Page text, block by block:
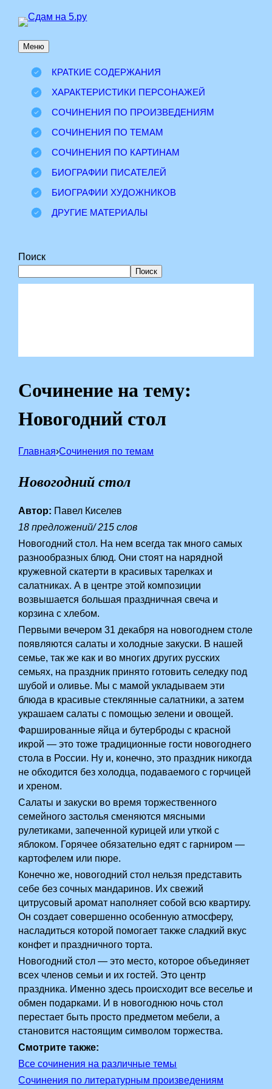
Перейти
содержимому
Меню
КРАТКИЕ СОДЕРЖАНИЯ
ХАРАКТЕРИСТИКИ ПЕРСОНАЖЕЙ
СОЧИНЕНИЯ ПО ПРОИЗВЕДЕНИЯМ
СОЧИНЕНИЯ ПО ТЕМАМ
СОЧИНЕНИЯ ПО КАРТИНАМ
БИОГРАФИИ ПИСАТЕЛЕЙ
БИОГРАФИИ ХУДОЖНИКОВ
ДРУГИЕ МАТЕРИАЛЫ
Поиск
Поиск
Сочинение на тему:
Новогодний стол
Главная›Сочинения по темам
Новогодний стол
Автор: Павел Киселев
18 предложений/ 215 слов
Новогодний стол. На нем всегда так много самых
разнообразных блюд. Они стоят на нарядной
кружевной скатерти в красивых тарелках и
салатниках. А в центре этой композиции
возвышается большая праздничная свеча и
корзина с хлебом.
Первыми вечером 31 декабря на новогоднем столе
появляются салаты и холодные закуски. В нашей
семье, так же как и во многих других русских
семьях, на праздник принято готовить селедку под
шубой и оливье. Мы с мамой укладываем эти
блюда в красивые стеклянные салатники, а затем
украшаем салаты с помощью зелени и овощей.
Фаршированные яйца и бутерброды с красной
икрой — это тоже традиционные гости новогоднего
стола в России. Ну и, конечно, это праздник никогда
не обходится без холодца, подаваемого с горчицей
и хреном.
Салаты и закуски во время торжественного
семейного застолья сменяются мясными
рулетиками, запеченной курицей или уткой с
яблоком. Горячее обязательно едят с гарниром —
картофелем или пюре.
Конечно же, новогодний стол нельзя представить
себе без сочных мандаринов. Их свежий
цитрусовый аромат наполняет собой всю квартиру.
Он создает совершенно особенную атмосферу,
насладиться которой помогает также сладкий вкус
конфет и праздничного торта.
Новогодний стол — это место, которое объединяет
всех членов семьи и их гостей. Это центр
праздника. Именно здесь происходит все веселье и
обмен подарками. И в новогоднюю ночь стол
перестает быть просто предметом мебели, а
становится настоящим символом торжества.
Смотрите также:
Все сочинения на различные темы
Сочинения по литературным произведениям